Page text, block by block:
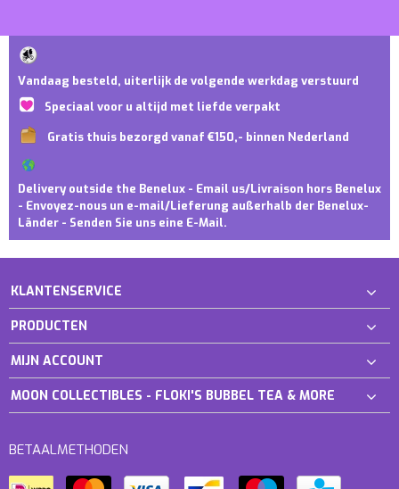
Vandaag besteld, uiterlijk de volgende werkdag verstuurd
Speciaal voor u altijd met liefde verpakt
Gratis thuis bezorgd vanaf €150,- binnen Nederland
Delivery outside the Benelux - Email us/Livraison hors Benelux
- Envoyez-nous un e-mail/Lieferung außerhalb der Benelux-
Länder - Senden Sie uns eine E-Mail.
KLANTENSERVICE
PRODUCTEN
MIJN ACCOUNT
MOON COLLECTIBLES - FLOKI'S BUBBEL TEA & MORE
BETAALMETHODEN